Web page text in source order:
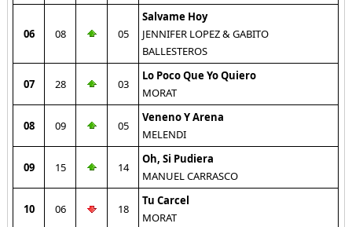
06 08 05
Salvame Hoy
JENNIFER LOPEZ & GABITO
BALLESTEROS
07 28 03
Lo Poco Que Yo Quiero
MORAT
08 09 05
Veneno Y Arena
MELENDI
09 15 14
Oh, Si Pudiera
MANUEL CARRASCO
10 06 18
Tu Carcel
MORAT